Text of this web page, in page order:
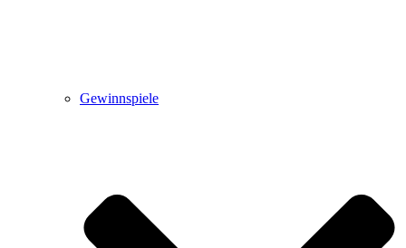
Gewinnspiele